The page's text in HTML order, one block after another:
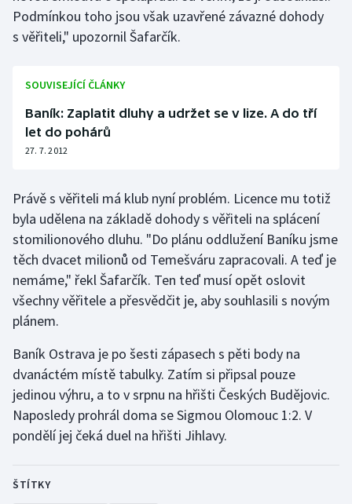
Motorsport
Plavání
Ragby
Rychlobruslení
Rychlostní kanoistika
Short track
Sportovní střelba
Stolní tenis
Triatlon
Veslování
Podmínkou toho jsou však uzavřené závazné dohody
s věřiteli," upozornil Šafarčík.
SOUVISEJÍCÍ ČLÁNKY
Baník: Zaplatit dluhy a udržet se v lize. A do tří
let do pohárů
27. 7. 2012
Právě s věřiteli má klub nyní problém. Licence mu totiž
byla udělena na základě dohody s věřiteli na splácení
stomilionového dluhu. "Do plánu oddlužení Baníku jsme
těch dvacet milionů od Temešváru zapracovali. A teď je
nemáme," řekl Šafarčík. Ten teď musí opět oslovit
všechny věřitele a přesvědčit je, aby souhlasili s novým
plánem.
Baník Ostrava je po šesti zápasech s pěti body na
dvanáctém místě tabulky. Zatím si připsal pouze
jedinou výhru, a to v srpnu na hřišti Českých Budějovic.
Naposledy prohrál doma se Sigmou Olomouc 1:2. V
pondělí jej čeká duel na hřišti Jihlavy.
ŠTÍTKY